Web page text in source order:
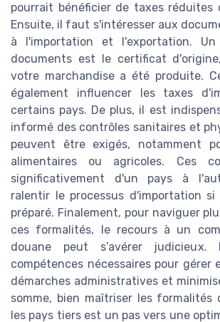
pourrait bénéficier de taxes réduites
Ensuite, il faut s'intéresser aux
à l'importation et l'exportation. Un
documents est le certificat
votre marchandise a été produite.
également influencer les taxes
certains pays. De plus, il est
informé des contrôles sanitaires et
peuvent être exigés, notamment
alimentaires ou agricoles. Ces
significativement d'un pays à
ralentir le processus d'importation
préparé. Finalement, pour naviguer
ces formalités, le recours à un
douane peut s’avérer
compétences nécessaires pour gérer
démarches administratives et
somme, bien maîtriser les formalités
les pays tiers est un pas vers une